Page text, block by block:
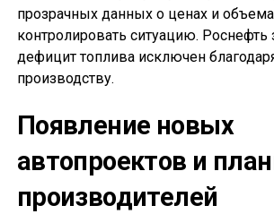
прозрачных данных о ценах и
контролировать ситуацию. Роснефть
дефицит топлива исключен
производству.
Появление новых
автопроектов и
производителей